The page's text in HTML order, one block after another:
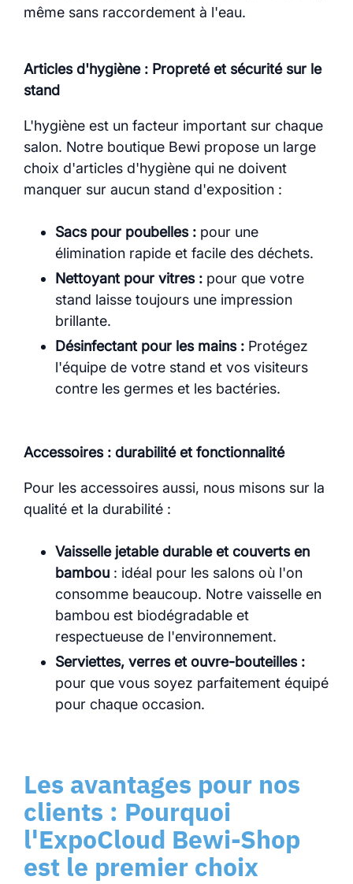
même sans raccordement à l'eau.
Articles d'hygiène : Propreté et sécurité sur le
stand
L'hygiène est un facteur important sur chaque
salon. Notre boutique Bewi propose un large
choix d'articles d'hygiène qui ne doivent
manquer sur aucun stand d'exposition :
Sacs pour poubelles : pour une
élimination rapide et facile des déchets.
Nettoyant pour vitres : pour que votre
stand laisse toujours une impression
brillante.
Désinfectant pour les mains : Protégez
l'équipe de votre stand et vos visiteurs
contre les germes et les bactéries.
Accessoires : durabilité et fonctionnalité
Pour les accessoires aussi, nous misons sur la
qualité et la durabilité :
Vaisselle jetable durable et couverts en
bambou : idéal pour les salons où l'on
consomme beaucoup. Notre vaisselle en
bambou est biodégradable et
respectueuse de l'environnement.
Serviettes, verres et ouvre-bouteilles :
pour que vous soyez parfaitement équipé
pour chaque occasion.
Les avantages pour nos
clients : Pourquoi
l'ExpoCloud Bewi-Shop
est le premier choix